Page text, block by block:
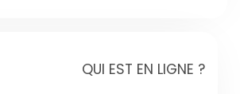
QUI EST EN LIGNE ?